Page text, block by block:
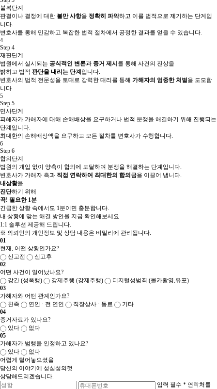
불복단계
판결이나 결정에 대한 불만 사항을 정확히 파악하고 이를 법적으로 제기하는 단계입
니다.
변호사를 통해 민감하고 복잡한 법적 절차에서 공정한 결과를 얻을 수 있습니다.
4
Step 4
재판단계
법원에서 실시되는 공식적인 변론과 증거 제시 를 통해 사건의 진상을
밝히고 법적 판단을 내리는 단계 입니다.
변호사의 법적 전문성을 토대로 강력한 대리를 통해 가해자의 엄중한 처벌 을 도모합
니다.
5
Step 5
민사단계
피해자가 가해자에 대해 손해배상을 요구하거나 법적 분쟁을 해결하기 위해 진행되는
단계입니다.
최대한의 손해배상액을 요구하고 모든 절차를 변호사가 수행합니다.
6
Step 6
합의단계
법원의 개입 없이 양측이 합의에 도달하여 분쟁을 해결하는 단계입니다.
변호사가 가해자 측과 직접 연락하여 최대한의 합의금을 이끌어 냅니다.
내상황을
진단하기 위해
꼭! 필요한 1분
긴급한 상황 속에서도 1분이면 충분합니다.
내 상황에 맞는 해결 방안을 지금 확인해보세요.
1:1 솔루션 제공해 드립니다.
※ 의뢰인의 개인정보 및 상담 내용은 비밀리에 관리됩니다.
01
현재, 어떤 상황인가요?
신고전
신고후
02
어떤 사건이 일어났나요?
강간 (성폭행)
강제추행 (강제추행)
디지털성범죄 (몰카촬영,유포)
03
가해자와 어떤 관계인가요?
친족
연인 · 전 연인 직장상사 · 동료
기타
04
증거자료가 있나요?
있다
없다
05
가해자가 범행을 인정하고 있나요?
있다
없다
어렵게 털어놓으셨을
당신의 이야기에 성심성의껏
상담해드리겠습니다.
입력 필수 * 연락처를